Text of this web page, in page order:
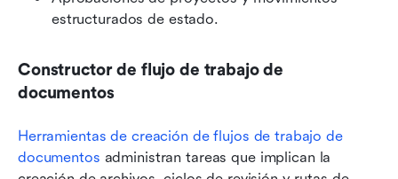
estructurados de estado.
Constructor de flujo de trabajo de
documentos
Herramientas de creación de flujos de trabajo de
documentos administran tareas que implican la